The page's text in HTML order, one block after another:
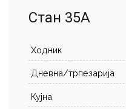
Стан 35А
Ходник
Дневна/трпезарија
Кујна